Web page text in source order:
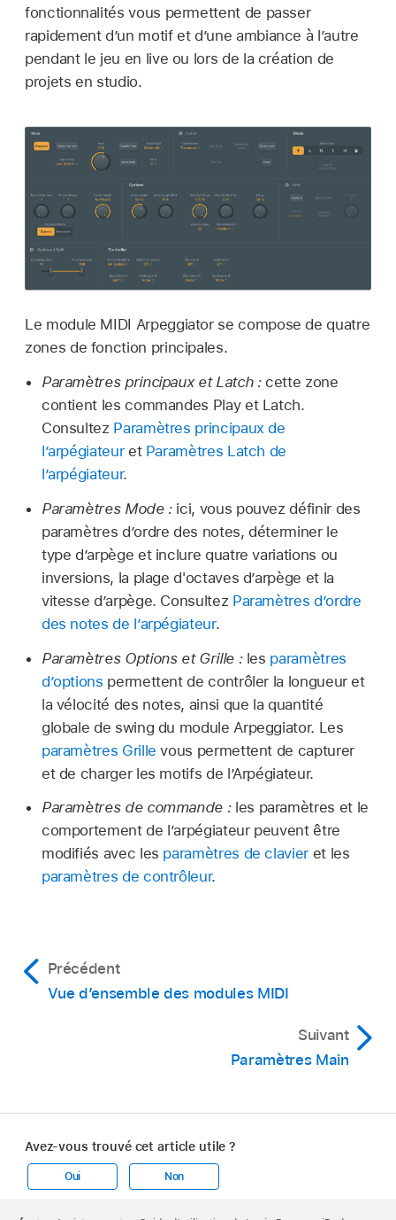
fonctionnalités vous permettent de passer
rapidement d’un motif et d’une ambiance à l’autre
pendant le jeu en live ou lors de la création de
projets en studio.
Le module MIDI Arpeggiator se compose de quatre
zones de fonction principales.
Paramètres principaux et Latch :cette zone
contient les commandes Play et Latch.
Consultez Paramètres principaux de
l’arpégiateuret Paramètres Latch de
l’arpégiateur.
Paramètres Mode :ici, vous pouvez définir des
paramètres d’ordre des notes, déterminer le
type d’arpège et inclure quatre variations ou
inversions, la plage d'octaves d’arpège et la
vitesse d’arpège. Consultez Paramètres d’ordre
des notes de l’arpégiateur.
Paramètres Options et Grille :les paramètres
d’options permettent de contrôler la longueur et
la vélocité des notes, ainsi que la quantité
globale de swing du module Arpeggiator. Les
paramètres Grille vous permettent de capturer
et de charger les motifs de l’Arpégiateur.
Paramètres de commande :les paramètres et le
comportement de l’arpégiateur peuvent être
modifiés avec les paramètres de clavieret les
paramètres de contrôleur.
Précédent
Vue d’ensemble des modules MIDI
Suivant
Paramètres Main
Avez-vous trouvé cet article utile ?
Oui Non